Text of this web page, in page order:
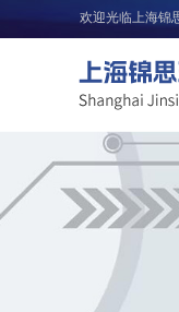
欢迎光临上海锦